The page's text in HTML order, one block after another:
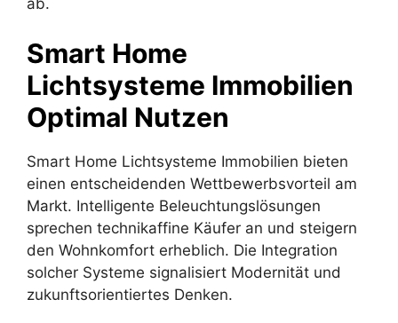
Smart Home
Lichtsysteme Immobilien
Optimal Nutzen
Smart Home Lichtsysteme Immobilien bieten
einen entscheidenden Wettbewerbsvorteil am
Markt. Intelligente Beleuchtungslösungen
sprechen technikaffine Käufer an und steigern
den Wohnkomfort erheblich. Die Integration
solcher Systeme signalisiert Modernität und
zukunftsorientiertes Denken.